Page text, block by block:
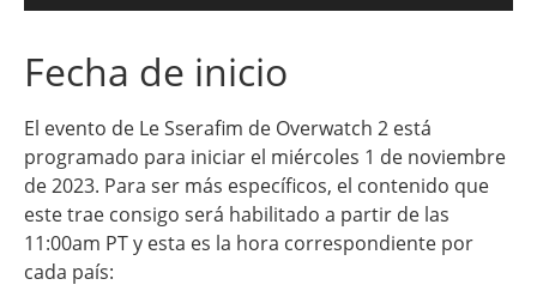
Fecha de inicio
El evento de Le Sserafim de Overwatch 2 está
programado para iniciar el miércoles 1 de noviembre
de 2023. Para ser más específicos, el contenido que
este trae consigo será habilitado a partir de las
11:00am PT y esta es la hora correspondiente por
cada país: